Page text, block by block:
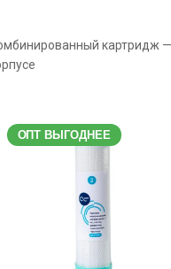
картридж
ОПТ ВЫГОДНЕЕ